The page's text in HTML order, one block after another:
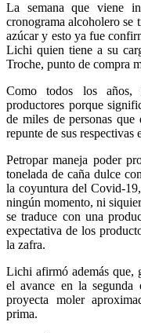
La semana que viene
cronograma alcoholero se
azúcar y esto ya fue
Lichi quien tiene a su
Troche, punto de compra
Como todos los años,
productores porque
de miles de personas
repunte de sus respectivas
Petropar maneja poder
tonelada de caña dulce
la coyuntura del Covid-
ningún momento, ni
se traduce con una
expectativa de los
la zafra.
Lichi afirmó además que,
el avance en la segunda
proyecta moler
prima.